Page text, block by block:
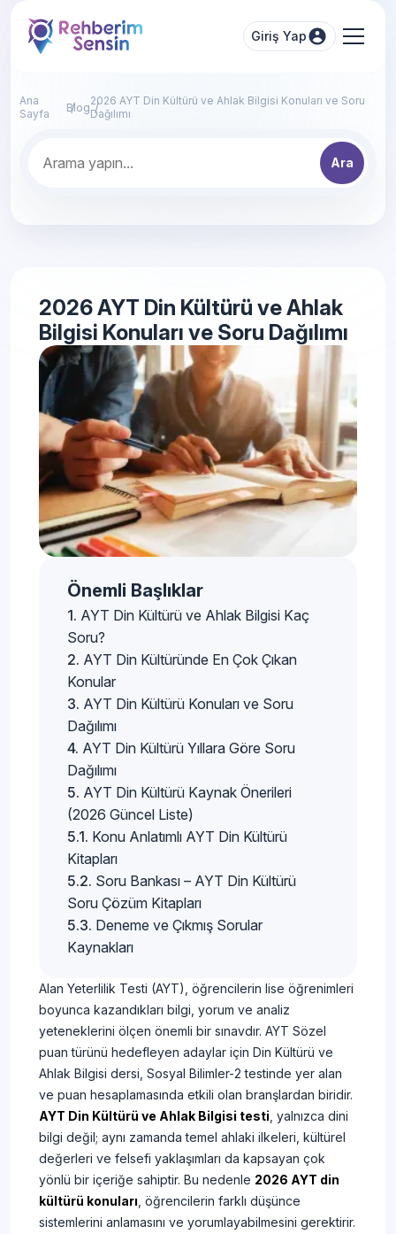
Giriş Yap
Ana
Sayfa
Blog2026 AYT Din Kültürü ve Ahlak Bilgisi Konuları ve Soru
Dağılımı
Ara
2026 AYT Din Kültürü ve Ahlak
Bilgisi Konuları ve Soru Dağılımı
Önemli Başlıklar
AYT Din Kültürü ve Ahlak Bilgisi Kaç
Soru?
AYT Din Kültüründe En Çok Çıkan
Konular
AYT Din Kültürü Konuları ve Soru
Dağılımı
AYT Din Kültürü Yıllara Göre Soru
Dağılımı
AYT Din Kültürü Kaynak Önerileri
(2026 Güncel Liste)
Konu Anlatımlı AYT Din Kültürü
Kitapları
Soru Bankası – AYT Din Kültürü
Soru Çözüm Kitapları
Deneme ve Çıkmış Sorular
Kaynakları
Alan Yeterlilik Testi (AYT), öğrencilerin lise öğrenimleri
boyunca kazandıkları bilgi, yorum ve analiz
yeteneklerini ölçen önemli bir sınavdır. AYT Sözel
puan türünü hedefleyen adaylar için Din Kültürü ve
Ahlak Bilgisi dersi, Sosyal Bilimler-2 testinde yer alan
ve puan hesaplamasında etkili olan branşlardan biridir.
AYT Din Kültürü ve Ahlak Bilgisi testi , yalnızca dini
bilgi değil; aynı zamanda temel ahlaki ilkeleri, kültürel
değerleri ve felsefi yaklaşımları da kapsayan çok
yönlü bir içeriğe sahiptir. Bu nedenle 2026 AYT din
kültürü konuları , öğrencilerin farklı düşünce
sistemlerini anlamasını ve yorumlayabilmesini gerektirir.